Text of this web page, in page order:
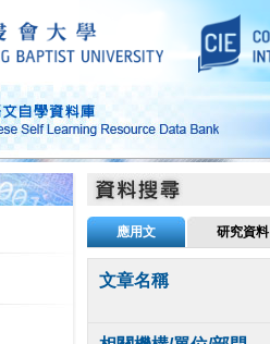
應用文 研究資料
文章名稱